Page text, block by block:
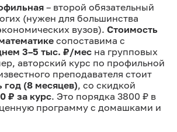
– второй обязательный
(нужен для большинства
вузов). Стоимость
сопоставима с
3–5 тыс. ₽/мес на групповых
авторский курс по профильной
преподавателя стоит
год (8 месяцев), со скидкой
₽ за курс. Это порядка 3800 ₽ в
программу с домашками и